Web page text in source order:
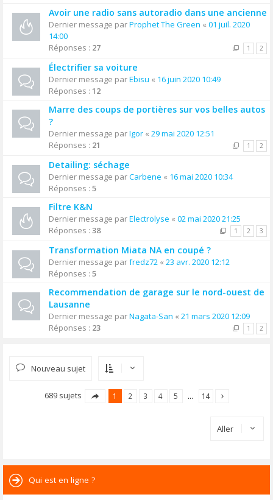
Avoir une radio sans autoradio dans une ancienne
Dernier message parProphet The Green « 01 juil. 2020
14:00
Réponses : 27 1 2
Électrifier sa voiture
Dernier message parEbisu « 16 juin 2020 10:49
Réponses : 12
Marre des coups de portières sur vos belles autos
?
Dernier message parIgor « 29 mai 2020 12:51
Réponses : 21 1 2
Detailing: séchage
Dernier message parCarbene « 16 mai 2020 10:34
Réponses : 5
Filtre K&N
Dernier message parElectrolyse « 02 mai 2020 21:25
Réponses : 38 1 2 3
Transformation Miata NA en coupé ?
Dernier message parfredz72 « 23 avr. 2020 12:12
Réponses : 5
Recommendation de garage sur le nord-ouest de
Lausanne
Dernier message parNagata-San « 21 mars 2020 12:09
Réponses : 23 1 2
Nouveau sujet
689 sujets 1 2 3 4 5 … 14
Aller
Qui est en ligne ?